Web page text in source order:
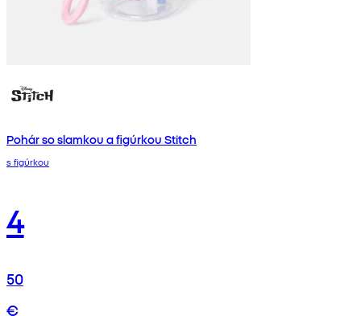
Pohár so slamkou a figúrkou Stitch
s figúrkou
4
50
€